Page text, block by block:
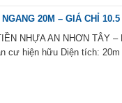
20M – GIÁ CHỈ
NHỰA AN NHƠN TÂY
cư hiện hữu Diện tích: